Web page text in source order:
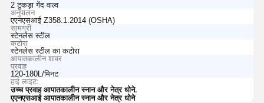
2 टुकड़ा गेंद वाल्व
अनुपालन
एएनएसआई Z358.1.2014 (OSHA)
सामग्री
स्टेनलेस स्टील
कटोरा
स्टेनलेस स्टील का कटोरा
आपातकालीन शावर
प्रवाह
120-180L/मिनट
हाई लाइट:
उच्च प्रवाह आपातकालीन स्नान और नेत्र धोने,
एएनएसआई आपातकालीन स्नान और नेत्र धोने